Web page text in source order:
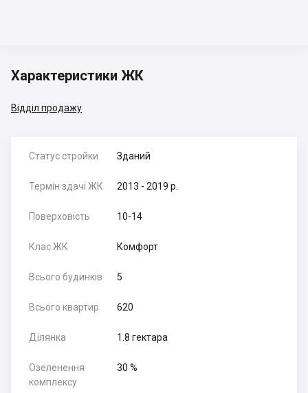
Характеристики ЖК
Відділ продажу
Статус стройки Зданий
Термін здачі ЖК 2013 - 2019 р.
Поверховість 10-14
Клас ЖК Комфорт
Всього будинків 5
Всього квартир 620
Ділянка 1.8 гектара
Озеленення
комплексу
30 %